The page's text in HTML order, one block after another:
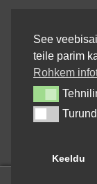
Michelin
Mitas
Pirelli
Shinko
See
teile parim
Rohkem
Tehniline
Turundus
Keeldu